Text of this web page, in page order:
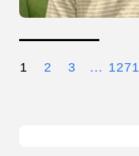
1 2 3 ... 1271